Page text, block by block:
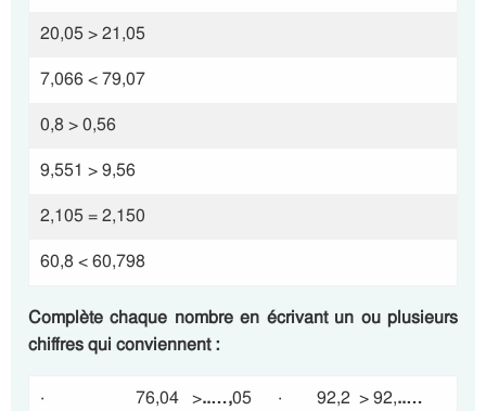
20,05 > 21,05
7,066 < 79,07
0,8 > 0,56
9,551 > 9,56
2,105 = 2,150
60,8 < 60,798
Complète chaque nombre en écrivant un ou plusieurs
chiffres qui conviennent :
· 76,04 >..…,05 · 92,2 > 92,..…